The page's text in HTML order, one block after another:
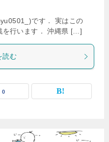
です． 実はこの
を行います． 沖縄県 […]
読む
0